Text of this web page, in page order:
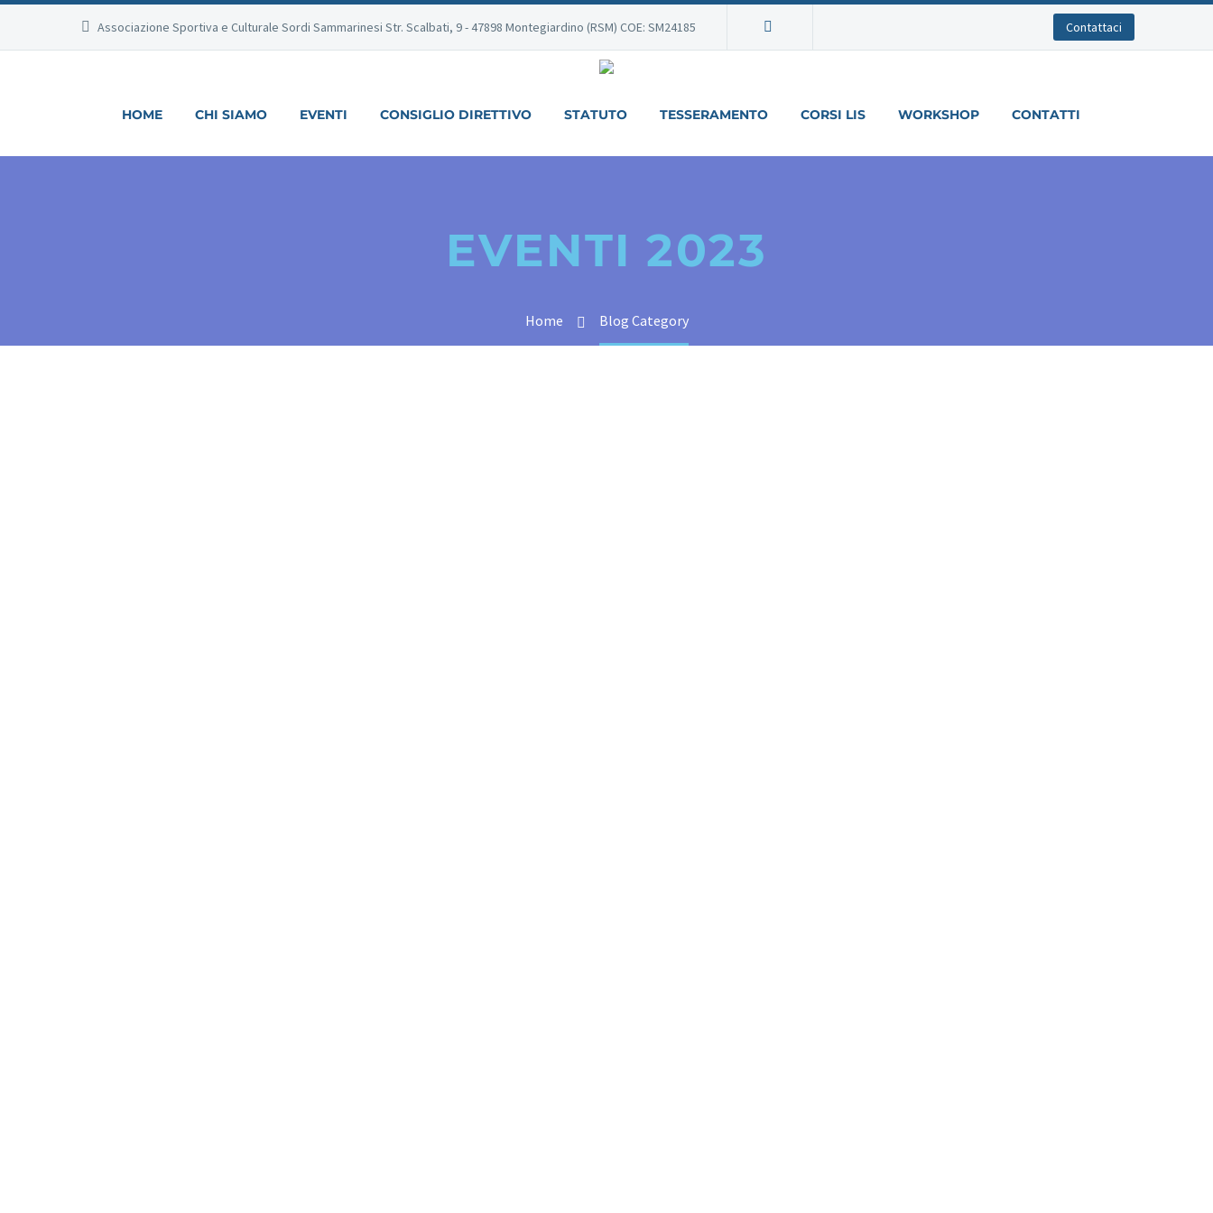
Associazione Sportiva e Culturale Sordi Sammarinesi Str. Scalbati, 9 - 47898 Montegiardino (RSM) COE: SM24185 Contattaci
HOME CHI SIAMO EVENTI CONSIGLIO DIRETTIVO STATUTO TESSERAMENTO CORSI LIS WORKSHOP CONTATTI
EVENTI 2023
Home Blog Category